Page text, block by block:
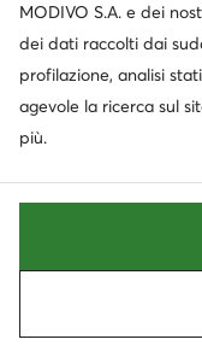
Ricevi
MODIVO S.A. e dei
dei dati raccolti dai
profilazione, analisi
agevole la ricerca sul
più.